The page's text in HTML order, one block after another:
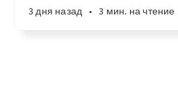
3 дня назад • 3 мин. на чтение